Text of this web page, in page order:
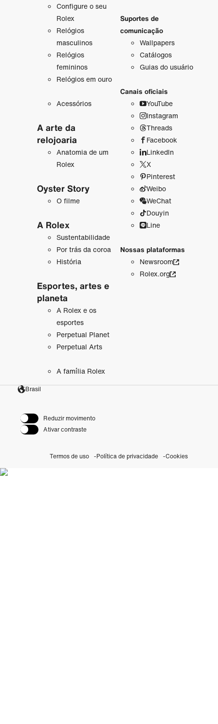
Configure o seu
Rolex
Relógios
masculinos
Relógios
femininos
Relógios em ouro
Acessórios
A arte da
relojoaria
Anatomia de um
Rolex
Oyster Story
O filme
A Rolex
Sustentabilidade
Por trás da coroa
História
Esportes, artes e
planeta
A Rolex e os
esportes
Perpetual Planet
Perpetual Arts
A família Rolex
Suportes de
comunicação
Wallpapers
Catálogos
Guias do usuário
Canais oficiais
YouTube
Instagram
Threads
Facebook
LinkedIn
X
Pinterest
Weibo
WeChat
Douyin
Line
Nossas plataformas
Newsroom
Rolex.org
Brasil
Reduzir movimento
Ativar contraste
Termos de uso Política de privacidade Cookies